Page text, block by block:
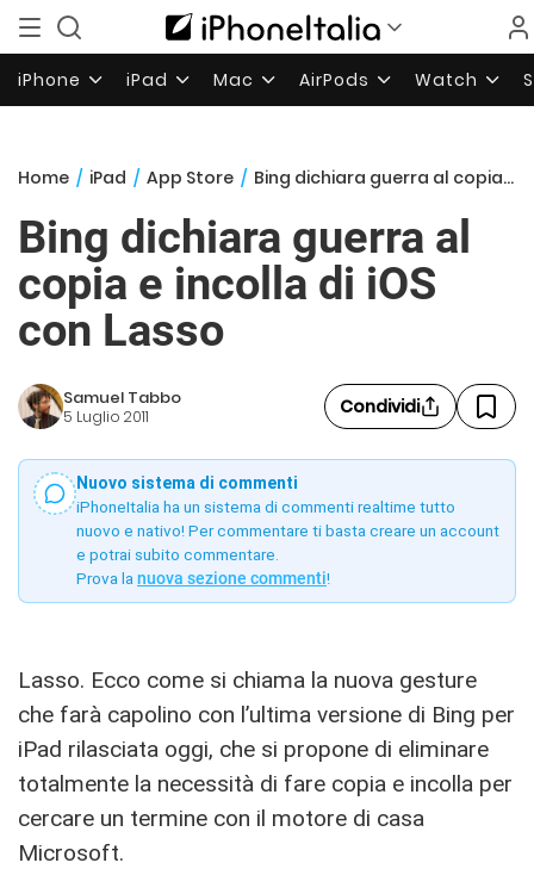
iPhone iPad Mac AirPods Watch
Home / iPad / App Store / Bing dichiara guerra al copia e incolla di iOS con Lasso
Bing dichiara guerra al
copia e incolla di iOS
con Lasso
Samuel Tabbo
5 Luglio 2011 Condividi
Nuovo sistema di commenti
iPhoneItalia ha un sistema di commenti realtime tutto
nuovo e nativo! Per commentare ti basta creare un account
e potrai subito commentare.
Prova la nuova sezione commenti!
Lasso. Ecco come si chiama la nuova gesture
che farà capolino con l’ultima versione di Bing per
iPad rilasciata oggi, che si propone di eliminare
totalmente la necessità di fare copia e incolla per
cercare un termine con il motore di casa
Microsoft.